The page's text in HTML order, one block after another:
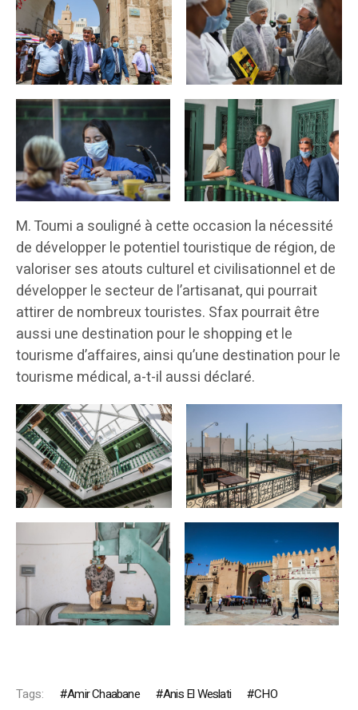
M. Toumi a souligné à cette occasion la nécessité
de développer le potentiel touristique de région, de
valoriser ses atouts culturel et civilisationnel et de
développer le secteur de l’artisanat, qui pourrait
attirer de nombreux touristes. Sfax pourrait être
aussi une destination pour le shopping et le
tourisme d’affaires, ainsi qu’une destination pour le
tourisme médical, a-t-il aussi déclaré.
Tags: Amir Chaabane Anis El Weslati
CHO